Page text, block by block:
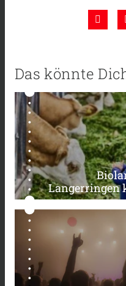
Das könnte
Langerringen